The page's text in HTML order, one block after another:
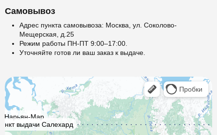
Самовывоз
Адрес пункта самовывоза: Москва, ул. Соколово-
Мещерская, д.25
Режим работы ПН-ПТ 9:00–17:00.
Уточняйте готов ли ваш заказ к выдаче.